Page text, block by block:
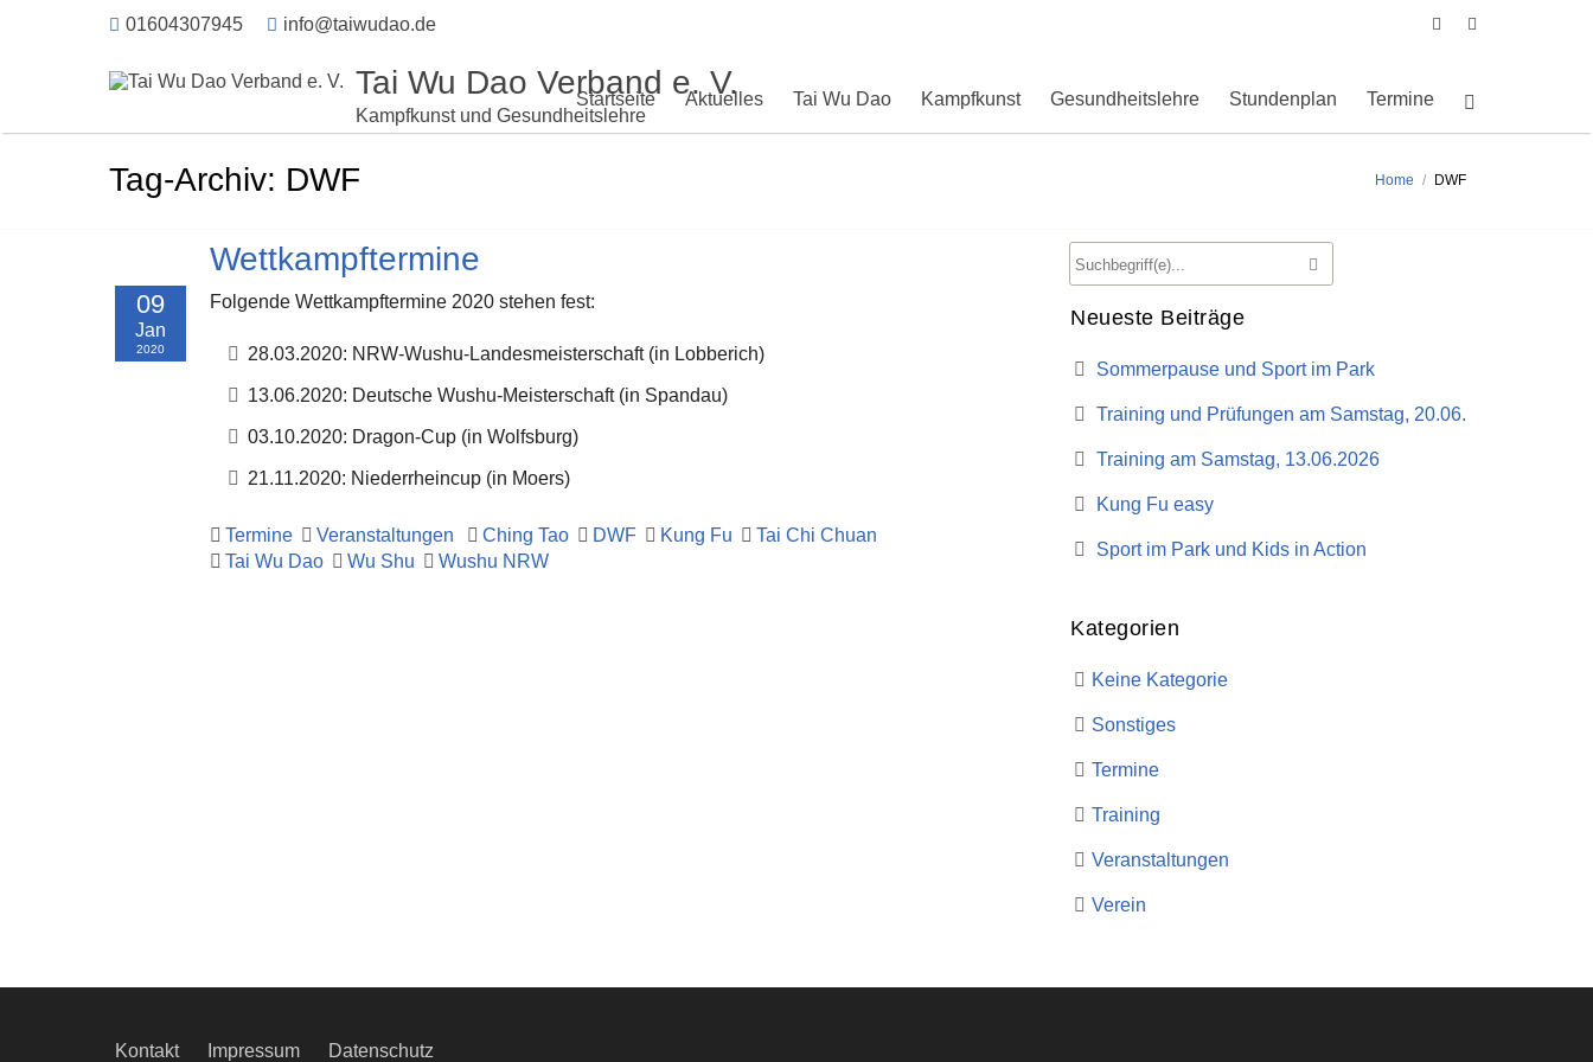
01604307945 info@taiwudao.de
Tai Wu Dao Verband e. V.
Kampfkunst und Gesundheitslehre
Startseite Aktuelles Tai Wu Dao Kampfkunst Gesundheitslehre Stundenplan Termine
Home / DWF
Tag-Archiv: DWF
Wettkampftermine
09
Jan
2020
Folgende Wettkampftermine 2020 stehen fest:
28.03.2020: NRW-Wushu-Landesmeisterschaft (in Lobberich)
13.06.2020: Deutsche Wushu-Meisterschaft (in Spandau)
03.10.2020: Dragon-Cup (in Wolfsburg)
21.11.2020: Niederrheincup (in Moers)
Termine Veranstaltungen Ching Tao DWF Kung Fu
Tai Chi Chuan
Tai Wu Dao
Wu Shu Wushu NRW
Neueste Beiträge
Sommerpause und Sport im Park
Training und Prüfungen am Samstag, 20.06.
Training am Samstag, 13.06.2026
Kung Fu easy
Sport im Park und Kids in Action
Kategorien
Keine Kategorie
Sonstiges
Termine
Training
Veranstaltungen
Verein
Kontakt Impressum Datenschutz